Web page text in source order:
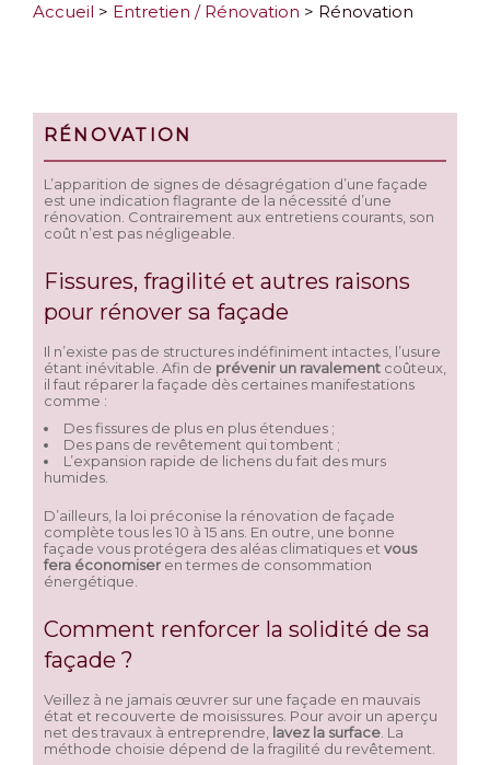
Accueil > Entretien / Rénovation > Rénovation
RÉNOVATION
L’apparition de signes de désagrégation d’une façade
est une indication flagrante de la nécessité d’une
rénovation. Contrairement aux entretiens courants, son
coût n’est pas négligeable.
Fissures, fragilité et autres raisons
pour rénover sa façade
Il n’existe pas de structures indéfiniment intactes, l’usure
étant inévitable. Afin de prévenir un ravalement coûteux,
il faut réparer la façade dès certaines manifestations
comme :
Des fissures de plus en plus étendues ;
Des pans de revêtement qui tombent ;
L’expansion rapide de lichens du fait des murs
humides.
D’ailleurs, la loi préconise la rénovation de façade
complète tous les 10 à 15 ans. En outre, une bonne
façade vous protégera des aléas climatiques et vous
fera économiser en termes de consommation
énergétique.
Comment renforcer la solidité de sa
façade ?
Veillez à ne jamais œuvrer sur une façade en mauvais
état et recouverte de moisissures. Pour avoir un aperçu
net des travaux à entreprendre, lavez la surface . La
méthode choisie dépend de la fragilité du revêtement.